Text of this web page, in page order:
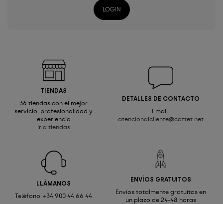
LOGIN
TIENDAS
36 tiendas con el mejor
servicio, profesionalidad y
experiencia
ir a tiendas
DETALLES DE CONTACTO
Email:
atencionalcliente@cottet.net
LLÁMANOS
Teléfono: +34 900 44 66 44
ENVÍOS GRATUITOS
Envíos totalmente gratuitos en
un plazo de 24-48 horas